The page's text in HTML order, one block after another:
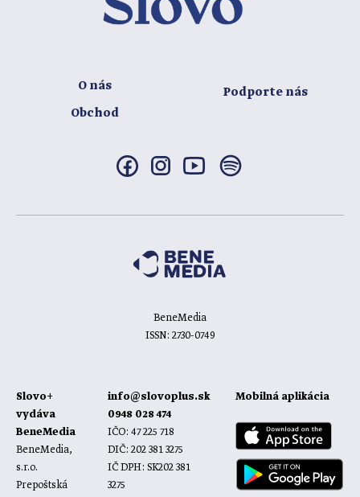
O nás
Obchod
Podporte nás
BeneMedia
ISSN: 2730-0749
Slovo+
vydáva
BeneMedia
BeneMedia,
s.r.o.
Prepoštská
info@slovoplus.sk
0948 028 474
IČO: 47 225 718
DIČ: 202 381 3275
IČ DPH: SK202 381
3275
Mobilná aplikácia